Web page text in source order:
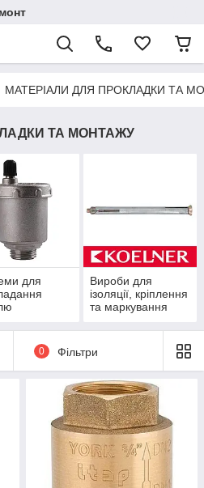
МАТЕРІАЛИ ДЛЯ ПРОКЛАДКИ ТА
ТА МОНТАЖУ
для
Вироби для
ізоляції, кріплення
та маркування
0 Фільтри